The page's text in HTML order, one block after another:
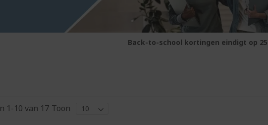
Back-to-school kortingen eindigt op
1-10 van 17 Toon